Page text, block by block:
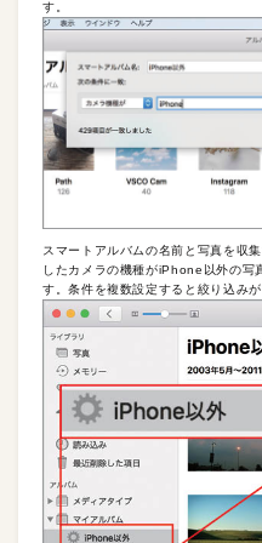
す。
スマートアルバムの名前と写真を収
したカメラの機種がiPhone以外の写
す。条件を複数設定すると絞り込みが